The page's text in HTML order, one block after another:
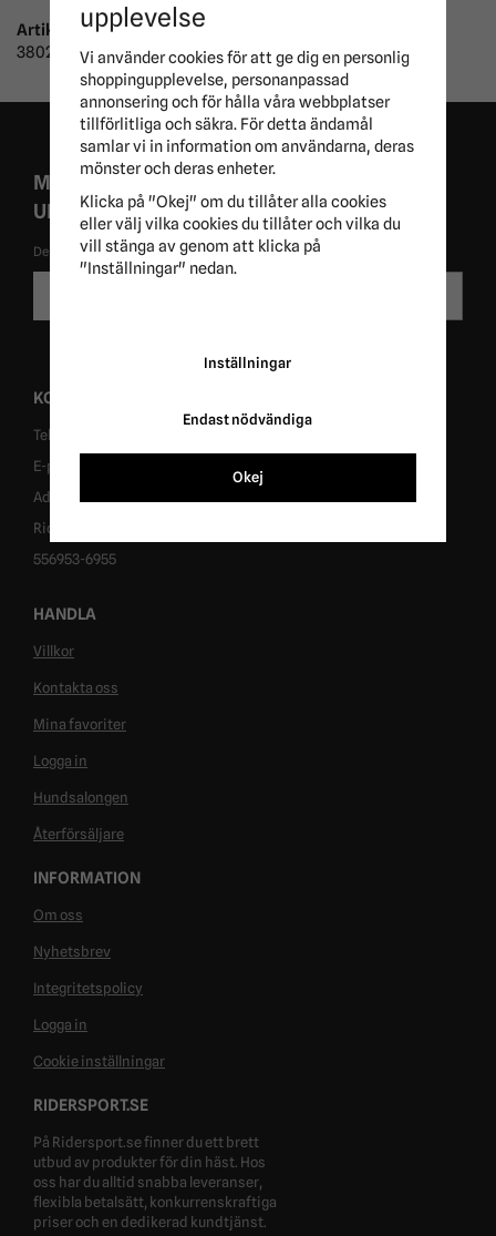
Artikelnummer:
38022
MISSA ALDRIG EXKLUSIVA KAMPANJER OCH
UNIKA ERBJUDANDEN!
De uppgifter du matar in kommer endast användas till våra nyhetsbrev.
KONTAKT
Tel: 0431-302040
E-post: info@ridersport.se
Adress: Tomtaholmsvägen 1, 269 41 Östra Karup
Ridersport in Sweden AB
556953-6955
HANDLA
Villkor
Kontakta oss
Mina favoriter
Logga in
Hundsalongen
Återförsäljare
INFORMATION
Om oss
Nyhetsbrev
Integritetspolicy
Logga in
Cookie inställningar
RIDERSPORT.SE
På Ridersport.se finner du ett brett
utbud av produkter för din häst. Hos
oss har du alltid snabba leveranser,
flexibla betalsätt, konkurrenskraftiga
priser och en dedikerad kundtjänst.
upplevelse
Vi använder cookies för att ge dig en personlig
shoppingupplevelse, personanpassad
annonsering och för hålla våra webbplatser
tillförlitliga och säkra. För detta ändamål
samlar vi in information om användarna, deras
mönster och deras enheter.
Klicka på "Okej" om du tillåter alla cookies
eller välj vilka cookies du tillåter och vilka du
vill stänga av genom att klicka på
"Inställningar" nedan.
Inställningar
Endast nödvändiga
Okej